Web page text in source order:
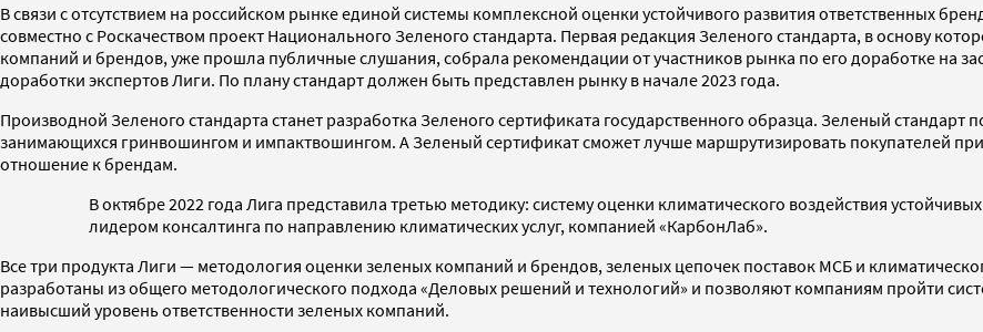
В связи с отсутствием на российском рынке единой системы комплексной оценки устойчивого развития ответственных
совместно с Роскачеством проект Национального Зеленого стандарта. Первая редакция Зеленого стандарта, в основу
компаний и брендов, уже прошла публичные слушания, собрала рекомендации от участников рынка по его доработке на
доработки экспертов Лиги. По плану стандарт должен быть представлен рынку в начале 2023 года.
Производной Зеленого стандарта станет разработка Зеленого сертификата государственного образца. Зеленый стандарт
занимающихся гринвошингом и импактвошингом. А Зеленый сертификат сможет лучше маршрутизировать покупателей
отношение к брендам.
В октябре 2022 года Лига представила третью методику: систему оценки климатического воздействия
лидером консалтинга по направлению климатических услуг, компанией «КарбонЛаб».
Все три продукта Лиги — методология оценки зеленых компаний и брендов, зеленых цепочек поставок МСБ и
разработаны из общего методологического подхода «Деловых решений и технологий» и позволяют компаниям пройти
наивысший уровень ответственности зеленых компаний.